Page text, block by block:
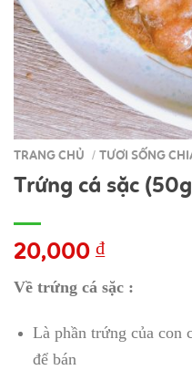
TRANG CHỦ / TƯƠI SỐNG
Trứng cá sặc
20,000 ₫
Về trứng cá sặc :
Là phần trứng của con
để bán